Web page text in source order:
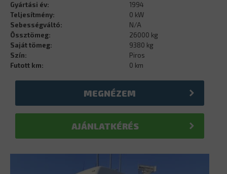
Gyártási év:
1994
Teljesítmény:
0 kW
Sebességváltó:
N/A
Össztömeg:
26000 kg
Saját tömeg:
9380 kg
Szín:
Piros
Futott km:
0 km
MEGNÉZEM
AJÁNLATKÉRÉS